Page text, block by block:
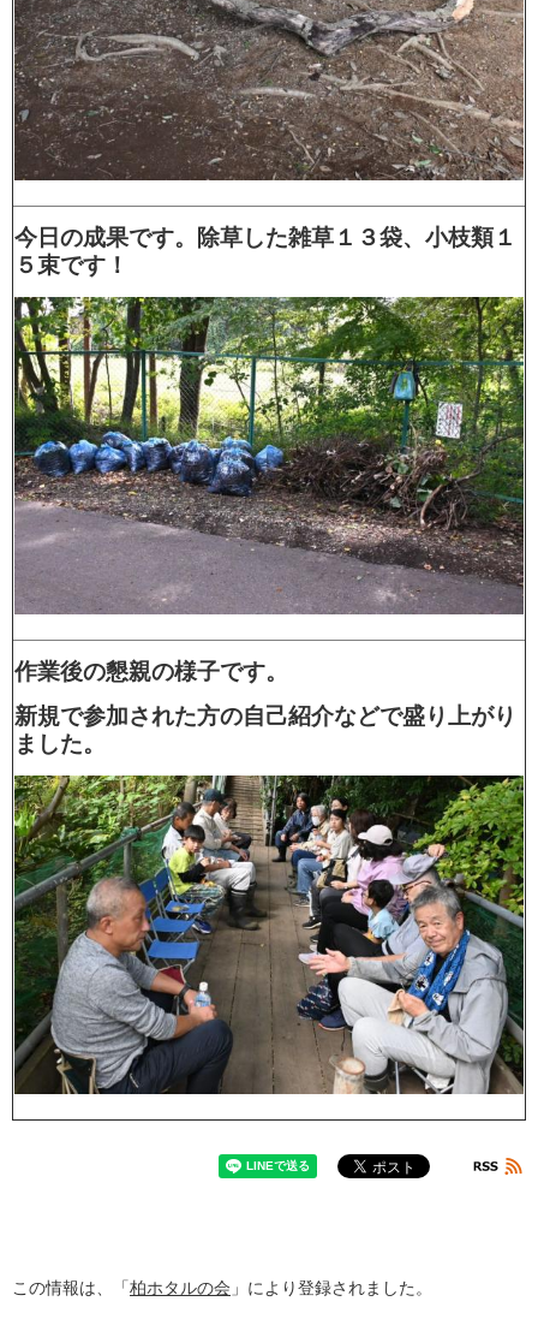
今日の成果です。除草した雑草１３袋、小枝類１
５束です！
作業後の懇親の様子です。
新規で参加された方の自己紹介などで盛り上がり
ました。
この情報は、「柏ホタルの会 」により登録されました。